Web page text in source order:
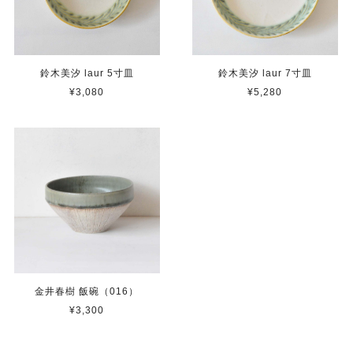
鈴木美汐 laur 5寸皿
¥3,080
鈴木美汐 laur 7寸皿
¥5,280
金井春樹 飯碗（016）
¥3,300